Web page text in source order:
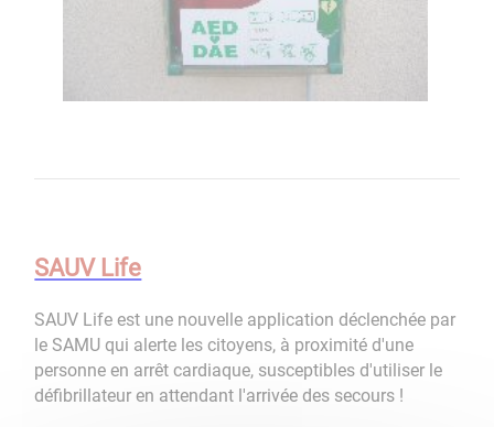
SAUV Life
SAUV Life est une nouvelle application déclenchée par
le SAMU qui alerte les citoyens, à proximité d'une
personne en arrêt cardiaque, susceptibles d'utiliser le
défibrillateur en attendant l'arrivée des secours !